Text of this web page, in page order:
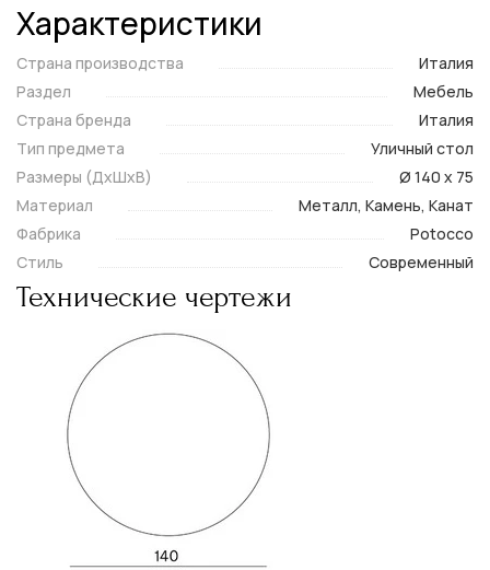
Характеристики
Страна производства
Италия
Раздел
Мебель
Страна бренда
Италия
Тип предмета
Уличный стол
Размеры (ДxШxВ)
Ø 140 x 75
Материал
Металл, Камень, Канат
Фабрика
Potocco
Стиль
Современный
Технические чертежи